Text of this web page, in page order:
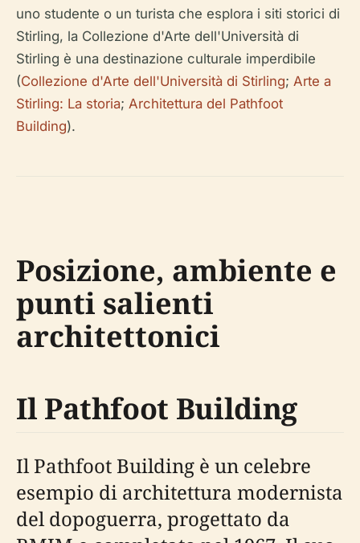
uno studente o un turista che esplora i siti storici di
Stirling, la Collezione d'Arte dell'Università di
Stirling è una destinazione culturale imperdibile
(Collezione d'Arte dell'Università di Stirling; Arte a
Stirling: La storia; Architettura del Pathfoot
Building).
Posizione, ambiente e
punti salienti
architettonici
Il Pathfoot Building
Il Pathfoot Building è un celebre
esempio di architettura modernista
del dopoguerra, progettato da